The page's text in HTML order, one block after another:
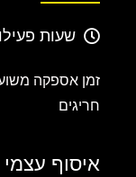
שעות פעילות א-ה
זמן אספקה משוער עד 7
חריגים
איסוף עצמי